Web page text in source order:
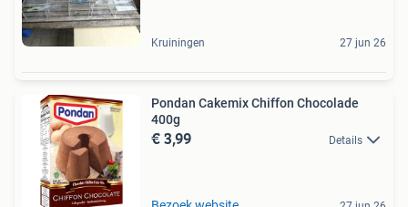
Kruiningen 27 jun 26
Pondan Cakemix Chiffon Chocolade
400g
€ 3,99 Details